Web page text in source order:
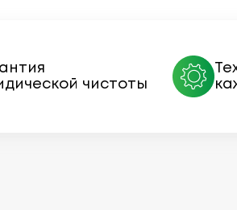
чистоты